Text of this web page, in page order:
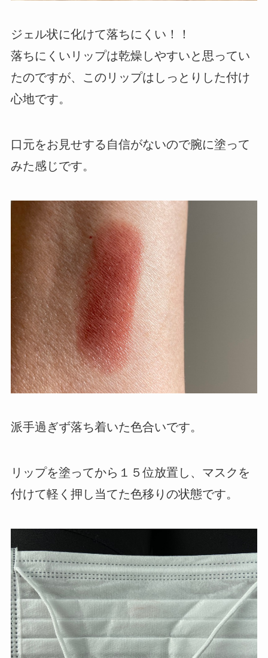
ジェル状に化けて落ちにくい！！
落ちにくいリップは乾燥しやすいと思ってい
たのですが、このリップはしっとりした付け
心地です。
口元をお見せする自信がないので腕に塗って
みた感じです。
派手過ぎず落ち着いた色合いです。
リップを塗ってから１５位放置し、マスクを
付けて軽く押し当てた色移りの状態です。